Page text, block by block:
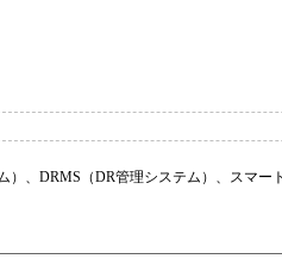
、DRMS（DR管理システム）、スマー